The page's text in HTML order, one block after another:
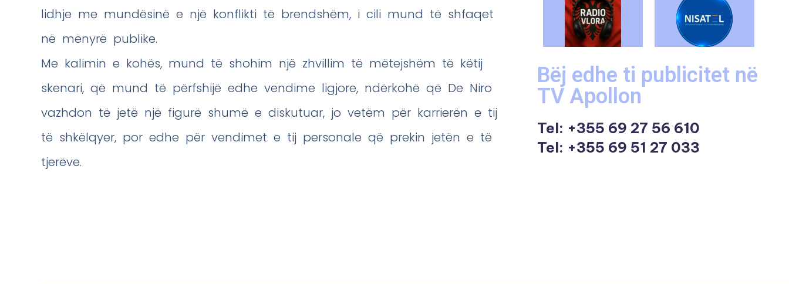
lidhje me mundësinë e një konflikti të brendshëm, i cili mund të shfaqet
në mënyrë publike.
Me kalimin e kohës, mund të shohim një zhvillim të mëtejshëm të këtij
skenari, që mund të përfshijë edhe vendime ligjore, ndërkohë që De Niro
vazhdon të jetë një figurë shumë e diskutuar, jo vetëm për karrierën e tij
të shkëlqyer, por edhe për vendimet e tij personale që prekin jetën e të
tjerëve.
Bëj edhe ti publicitet në
TV Apollon
Tel: +355 69 27 56 610
Tel: +355 69 51 27 033